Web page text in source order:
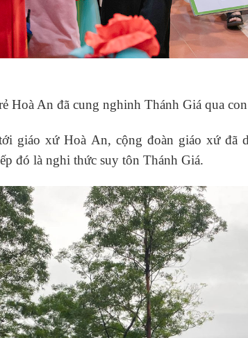
Hoà An đã cung nghinh Thánh Giá qua
giáo xứ Hoà An, cộng đoàn giáo xứ đã
đó là nghi thức suy tôn Thánh Giá.